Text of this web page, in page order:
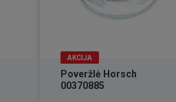
AKCIJA
Poveržlė Horsch
00370885